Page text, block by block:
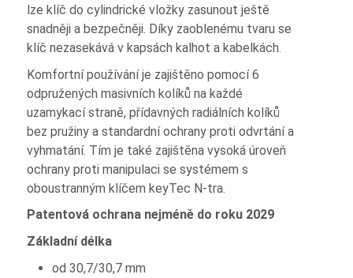
lze klíč do cylindrické vložky zasunout ještě
snadněji a bezpečněji. Díky zaoblenému tvaru se
klíč nezasekává v kapsách kalhot a kabelkách.
Komfortní používání je zajištěno pomocí 6
odpružených masivních kolíků na každé
uzamykací straně, přídavných radiálních kolíků
bez pružiny a standardní ochrany proti odvrtání a
vyhmatání. Tím je také zajištěna vysoká úroveň
ochrany proti manipulaci se systémem s
oboustranným klíčem keyTec N-tra.
Patentová ochrana nejméně do roku 2029
Základní délka
od 30,7/30,7 mm